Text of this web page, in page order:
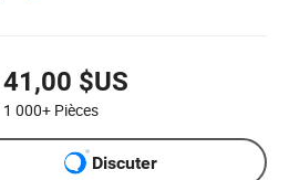
41,00 $US
1 000+ Pièces
Discuter